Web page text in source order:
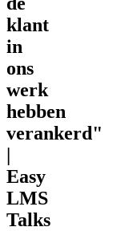
klant
in
ons
werk
hebben
verankerd"
|
Easy
LMS
Talks